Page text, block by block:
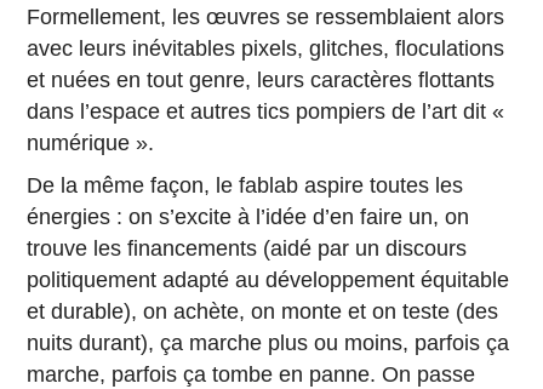
Formellement, les œuvres se ressemblaient alors
avec leurs inévitables pixels, glitches, floculations
et nuées en tout genre, leurs caractères flottants
dans l’espace et autres tics pompiers de l’art dit «
numérique ».
De la même façon, le fablab aspire toutes les
énergies : on s’excite à l’idée d’en faire un, on
trouve les financements (aidé par un discours
politiquement adapté au développement équitable
et durable), on achète, on monte et on teste (des
nuits durant), ça marche plus ou moins, parfois ça
marche, parfois ça tombe en panne. On passe